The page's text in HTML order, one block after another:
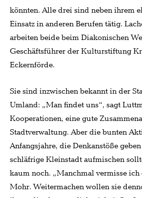
könnten. Alle drei sind neben ihrem
Einsatz in anderen Berufen tätig.
arbeiten beide beim Diakonischen
Geschäftsführer der Kulturstiftung
Eckernförde.
Sie sind inzwischen bekannt in der
Umland: „Man findet uns“, sagt
Kooperationen, eine gute
Stadtverwaltung. Aber die bunten
Anfangsjahre, die Denkanstöße
schläfrige Kleinstadt aufmischen
kaum noch. „Manchmal vermisse ich
Mohr. Weitermachen wollen sie